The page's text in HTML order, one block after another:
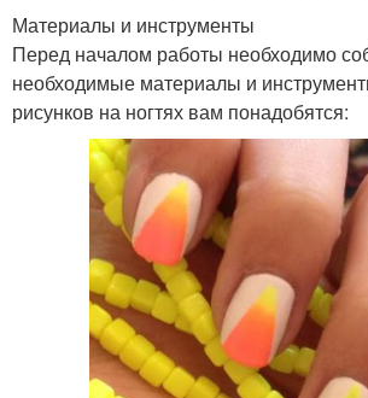
Материалы и инструменты
Перед началом работы необходимо
необходимые материалы и
рисунков на ногтях вам понадобятся: